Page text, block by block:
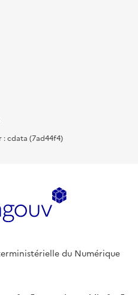
: cdata (7ad44f4)
du Numérique